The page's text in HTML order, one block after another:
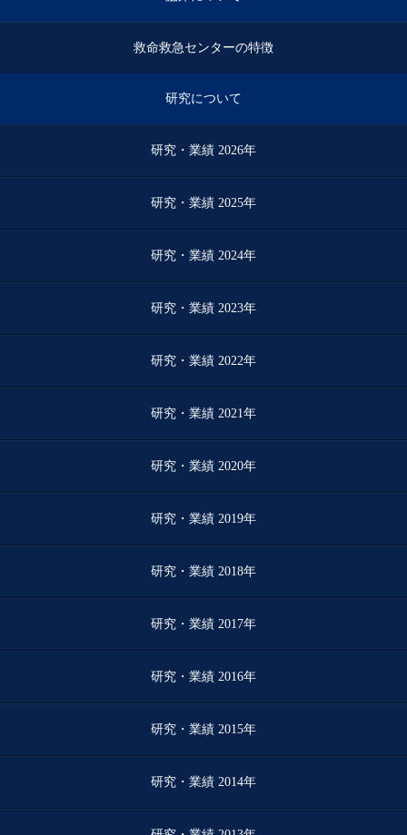
救命救急センターの特徴
研究について
研究・業績 2026年
研究・業績 2025年
研究・業績 2024年
研究・業績 2023年
研究・業績 2022年
研究・業績 2021年
研究・業績 2020年
研究・業績 2019年
研究・業績 2018年
研究・業績 2017年
研究・業績 2016年
研究・業績 2015年
研究・業績 2014年